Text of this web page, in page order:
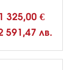
1 325,00 €
591,47 лв.